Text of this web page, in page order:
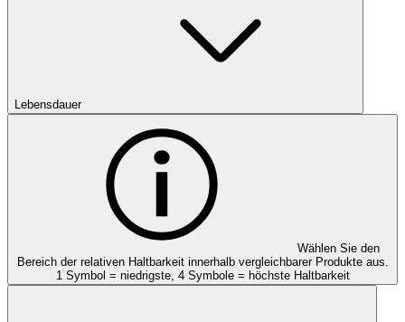
Lebensdauer
Wählen Sie den
Bereich der relativen Haltbarkeit innerhalb vergleichbarer Produkte aus.
1 Symbol = niedrigste, 4 Symbole = höchste Haltbarkeit